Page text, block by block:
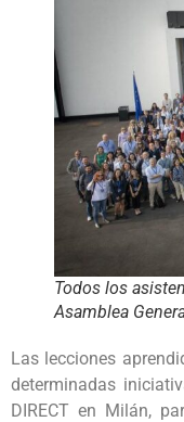
Todos los
Asamblea
Las lecciones
determinadas
DIRECT en Milán,